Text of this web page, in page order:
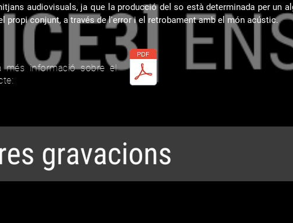
audiovisuals, ja que la producció del so està determinada per un
propi conjunt, a través de l'error i el retrobament amb el món acústic.
més informació sobre el